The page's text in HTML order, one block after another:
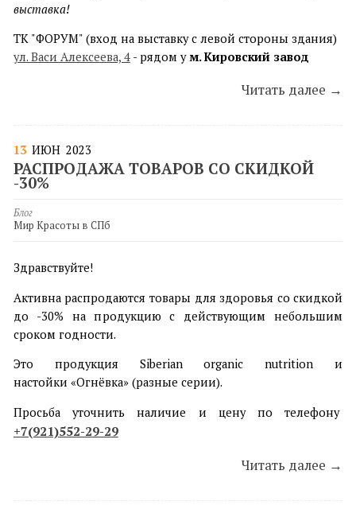
выставка!
ТК "ФОРУМ" (вход на выставку с левой стороны здания)
ул. Васи Алексеева, 4- рядом ум. Кировский завод
Читать далее →
13 ИЮН 2023
РАСПРОДАЖА ТОВАРОВ СО СКИДКОЙ
-30%
Блог
Мир Красоты в СПб
Здравствуйте!
Активна распродаются товары для здоровья со скидкой
до -30% на продукцию с действующим небольшим
сроком годности.
Это продукция Siberian organic nutrition и
настойки «Огнёвка» (разные серии).
Просьба уточнить наличие и цену по телефону
+7(921)552-29-29
Читать далее →